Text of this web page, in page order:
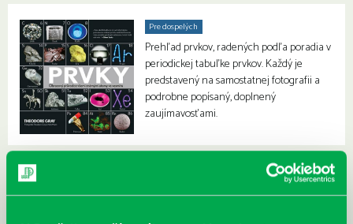
Pre dospelých
Prehľad prvkov, radených podľa poradia v
periodickej tabuľke prvkov. Každý je
predstavený na samostatnej fotografii a
podrobne popísaný, doplnený
zaujímavosťami.